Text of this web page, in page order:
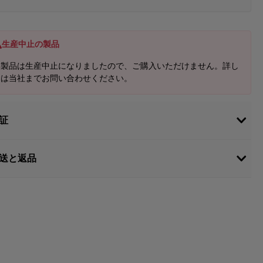
生産中止の製品
品は生産中止になりましたので、ご購入いただけません。詳し
当社までお問い合わせください。
と返品